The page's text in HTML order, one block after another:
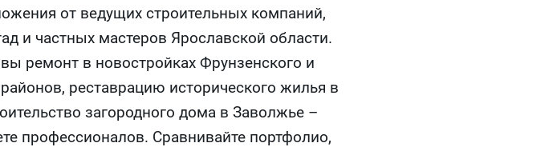
от ведущих строительных компаний,
и частных мастеров Ярославской области.
ремонт в новостройках Фрунзенского и
реставрацию исторического жилья в
загородного дома в Заволжье –
профессионалов. Сравнивайте портфолио,